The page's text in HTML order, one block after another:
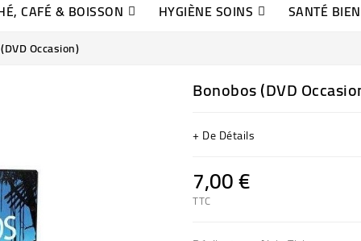
CAFÉ & BOISSON HYGIÈNE SOINS SANTÉ
Occasion)
Bonobos (DVD
+ De Détails
7,00 €
TTC